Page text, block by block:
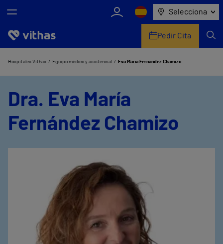
Selecciona
Nosotros
Pedir Cita
Hospitales Vithas Equipo médico y asistencial Eva María Fernández Chamizo
Dra. Eva María
Fernández Chamizo